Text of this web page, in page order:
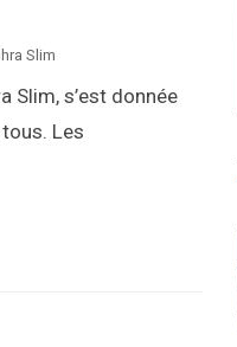
Slim
Slim, s’est donnée
Les